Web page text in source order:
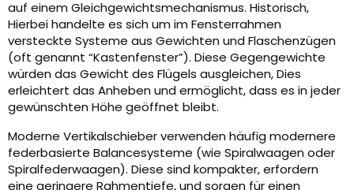
auf einem Gleichgewichtsmechanismus. Historisch,
Hierbei handelte es sich um im Fensterrahmen
versteckte Systeme aus Gewichten und Flaschenzügen
(oft genannt “Kastenfenster”). Diese Gegengewichte
würden das Gewicht des Flügels ausgleichen, Dies
erleichtert das Anheben und ermöglicht, dass es in jeder
gewünschten Höhe geöffnet bleibt.
Moderne Vertikalschieber verwenden häufig modernere
federbasierte Balancesysteme (wie Spiralwaagen oder
Spiralfederwaagen). Diese sind kompakter, erfordern
eine geringere Rahmentiefe, und sorgen für einen